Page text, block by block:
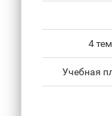
4
Учебная